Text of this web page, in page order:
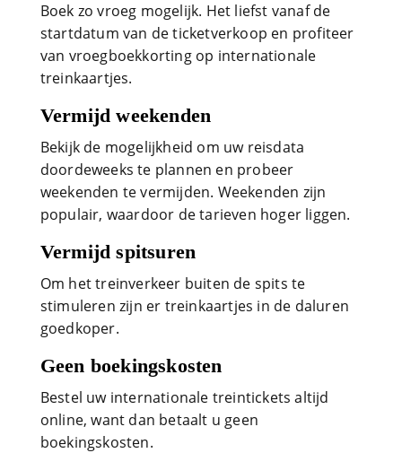
Boek zo vroeg mogelijk. Het liefst vanaf de
startdatum van de ticketverkoop en profiteer
van vroegboekkorting op internationale
treinkaartjes.
Vermijd weekenden
Bekijk de mogelijkheid om uw reisdata
doordeweeks te plannen en probeer
weekenden te vermijden. Weekenden zijn
populair, waardoor de tarieven hoger liggen.
Vermijd spitsuren
Om het treinverkeer buiten de spits te
stimuleren zijn er treinkaartjes in de daluren
goedkoper.
Geen boekingskosten
Bestel uw internationale treintickets altijd
online, want dan betaalt u geen
boekingskosten.